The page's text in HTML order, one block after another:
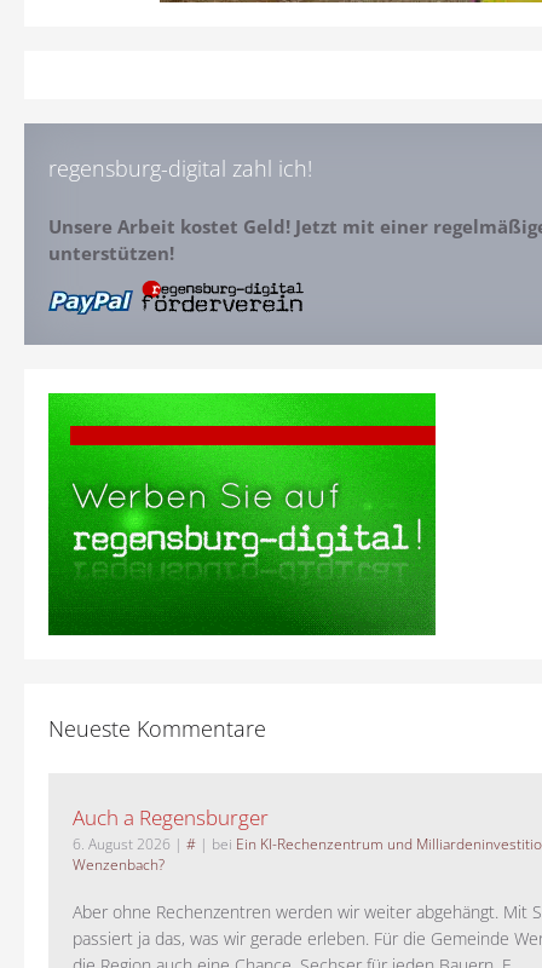
regensburg-digital zahl ich!
Unsere Arbeit kostet Geld! Jetzt mit einer
unterstützen!
Neueste Kommentare
Auch a Regensburger
6. August 2026 | # | bei Ein KI-Rechenzentrum und
Wenzenbach?
Aber ohne Rechenzentren werden wir weiter abgehängt. Mit
passiert ja das, was wir gerade erleben. Für die Gemeinde